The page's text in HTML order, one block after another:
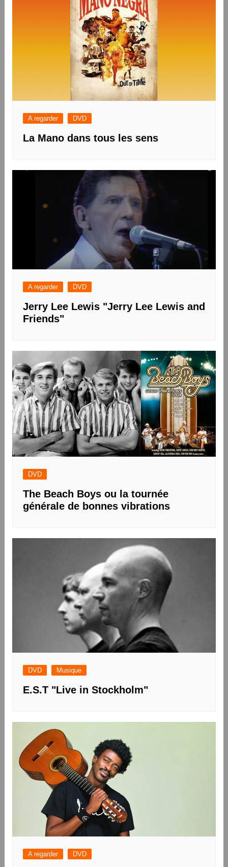
A regarder DVD
La Mano dans tous les sens
A regarder DVD
Jerry Lee Lewis "Jerry Lee Lewis and
Friends"
DVD
The Beach Boys ou la tournée
générale de bonnes vibrations
DVD Musique
E.S.T "Live in Stockholm"
A regarder DVD